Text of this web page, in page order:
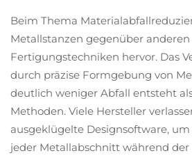
Beim Thema
Metallstanzen gegenüber anderen
Fertigungstechniken hervor. Das
durch präzise Formgebung von
deutlich weniger Abfall entsteht
Methoden. Viele Hersteller
ausgeklügelte Designsoftware, um
jeder Metallabschnitt während